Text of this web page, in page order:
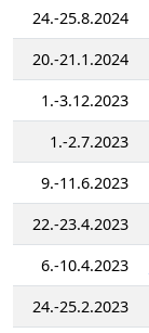
24.-25.8.2024
20.-21.1.2024
1.-3.12.2023
1.-2.7.2023
9.-11.6.2023
22.-23.4.2023
6.-10.4.2023
24.-25.2.2023